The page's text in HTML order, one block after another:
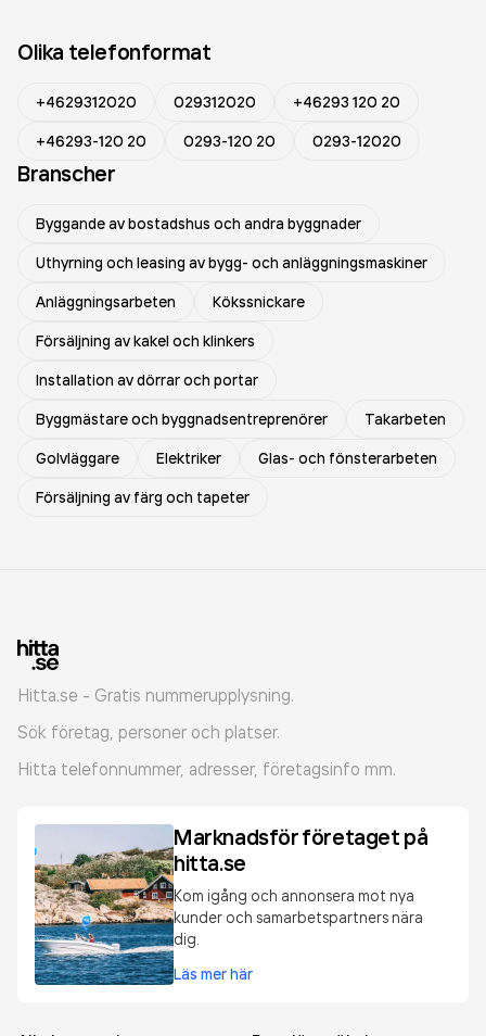
Olika telefonformat
+4629312020 029312020
+46293 120 20
+46293-120 20
0293-120 20 0293-12020
Branscher
Byggande av bostadshus och andra byggnader
Uthyrning och leasing av bygg- och anläggningsmaskiner
Anläggningsarbeten
Kökssnickare
Försäljning av kakel och klinkers
Installation av dörrar och portar
Byggmästare och byggnadsentreprenörer
Takarbeten
Golvläggare
Elektriker
Glas- och fönsterarbeten
Försäljning av färg och tapeter
Hitta.se - Gratis nummerupplysning.
Sök företag, personer och platser.
Hitta telefonnummer, adresser, företagsinfo mm.
Marknadsför företaget på
hitta.se
Kom igång och annonsera mot nya
kunder och samarbetspartners nära
dig.
Läs mer här